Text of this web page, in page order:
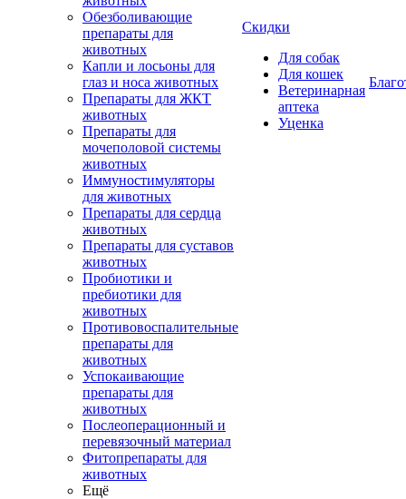
Обезболивающие
препараты для
животных
Капли и лосьоны для
глаз и носа животных
Препараты для ЖКТ
животных
Препараты для
мочеполовой системы
животных
Иммуностимуляторы
для животных
Препараты для сердца
животных
Препараты для суставов
животных
Пробиотики и
пребиотики для
животных
Противовоспалительные
препараты для
животных
Успокаивающие
препараты для
животных
Послеоперационный и
перевязочный материал
Фитопрепараты для
животных
Ещё
Скидки
Для собак
Для кошек
Ветеринарная
аптека
Уценка